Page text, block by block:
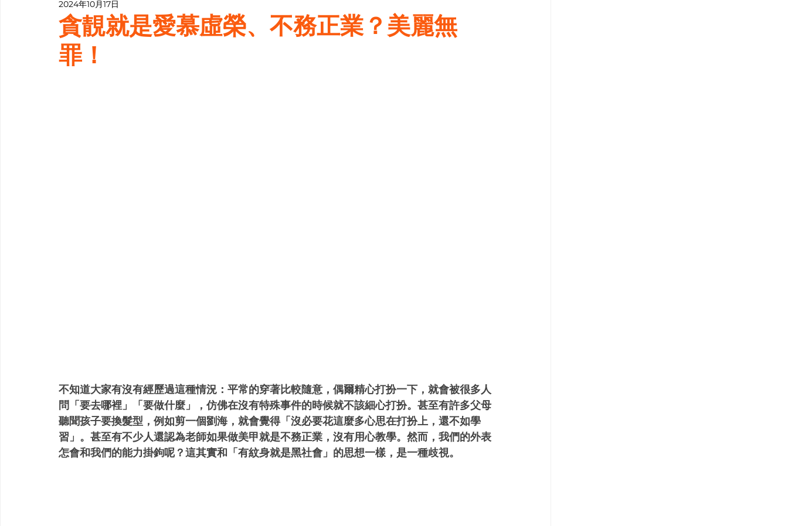
寫履歷表嘅技巧📝
貪靚就是愛慕虛榮、不務正業？美麗無
罪！
2024年10月17日
不知道大家有沒有經歷過這種情況：平常的穿著比較隨意，偶爾精心打扮一下，就會被很多人
問「要去哪裡」「要做什麼」，仿佛在沒有特殊事件的時候就不該細心打扮。甚至有許多父母
聽聞孩子要換髮型，例如剪一個劉海，就會覺得「沒必要花這麼多心思在打扮上，還不如學
習」。甚至有不少人還認為老師如果做美甲就是不務正業，沒有用心教學。然而，我們的外表
怎會和我們的能力掛鉤呢？這其實和「有紋身就是黑社會」的思想一樣，是一種歧視。